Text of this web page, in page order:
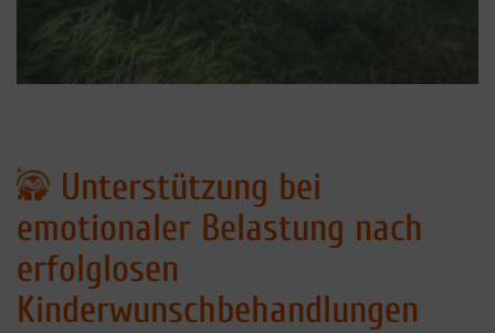
Unterstützung bei
emotionaler Belastung nach
erfolglosen
Kinderwunschbehandlungen